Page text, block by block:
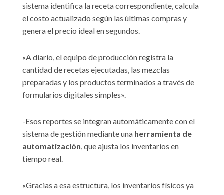
sistema identifica la receta correspondiente, calcula
el costo actualizado según las últimas compras y
genera el precio ideal en segundos.
«A diario, el equipo de producción registra la
cantidad de recetas ejecutadas, las mezclas
preparadas y los productos terminados a través de
formularios digitales simples».
-Esos reportes se integran automáticamente con el
sistema de gestión mediante una herramienta de
automatización, que ajusta los inventarios en
tiempo real.
«Gracias a esa estructura, los inventarios físicos ya